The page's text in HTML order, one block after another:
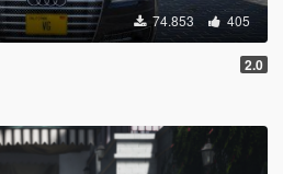
74.853 405
2.0